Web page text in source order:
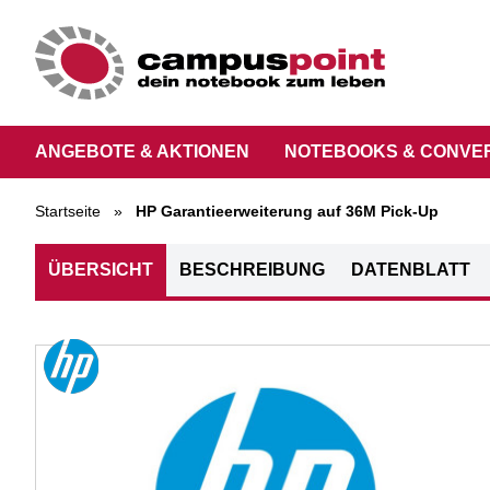
ANGEBOTE & AKTIONEN NOTEBOOKS &
Startseite » HP Garantieerweiterung auf 36M Pick-Up
ÜBERSICHT BESCHREIBUNG DATENBLATT